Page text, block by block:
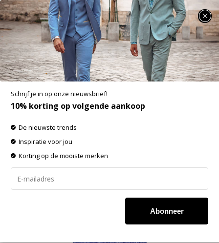
SUMMER SALE: 25% t/m 50% korting op heel veel zomerse items!
A Fish Named Fred Overhemd Delfts Blue F
Classics Blue (9882 - 604)N
Aan verlanglijst toevoegen
Schrijf je in op onze nieuwsbrief!
10% korting op volgende aankoop
De nieuwste trends
Inspiratie voor jou
Korting op de mooiste merken
Abonneer